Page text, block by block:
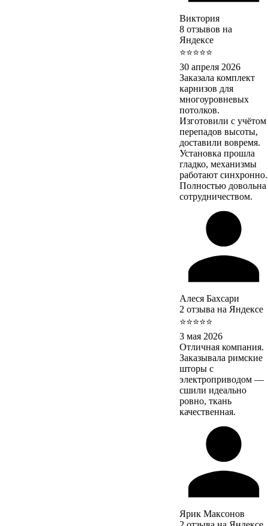
Виктория
8 отзывов на
Яндексе
⭐⭐⭐⭐⭐
30 апреля 2026
Заказала комплект
карнизов для
многоуровневых
потолков.
Изготовили с учётом
перепадов высоты,
доставили вовремя.
Установка прошла
гладко, механизмы
работают синхронно.
Полностью довольна
сотрудничеством.
Алеся Бахсари
2 отзыва на Яндексе
⭐⭐⭐⭐⭐
3 мая 2026
Отличная компания.
Заказывала римские
шторы с
электроприводом —
сшили идеально
ровно, ткань
качественная.
Ярик Максонов